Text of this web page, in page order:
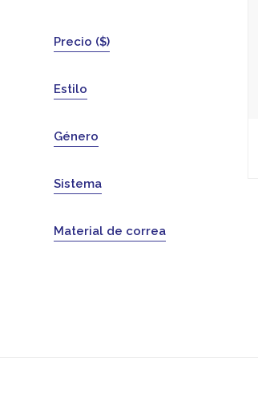
Precio ($)
Estilo
Género
Sistema
Material de correa